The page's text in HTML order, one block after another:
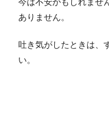
ありません。
吐き気がしたときは、
い。